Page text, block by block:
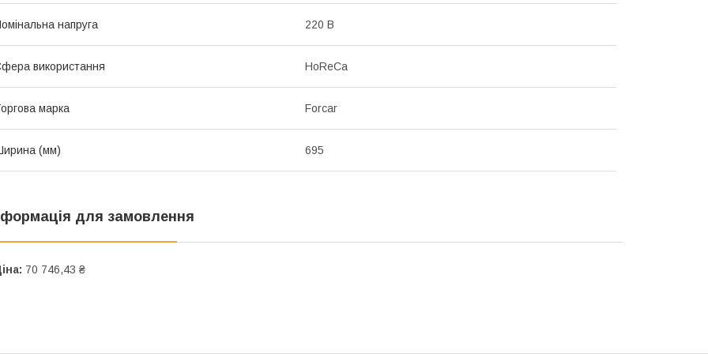
напруга 220 В
використання HoReCa
марка Forcar
(мм) 695
для замовлення
70 746,43 ₴